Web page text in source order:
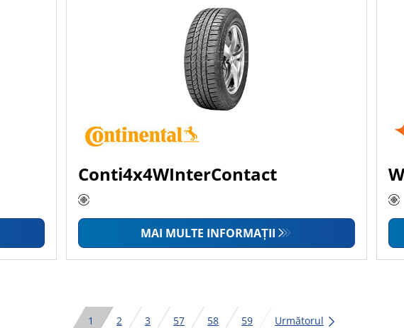
Conti4x4WInterContact
MAI MULTE INFORMAȚII
1 2 3 57 58 59 Următorul